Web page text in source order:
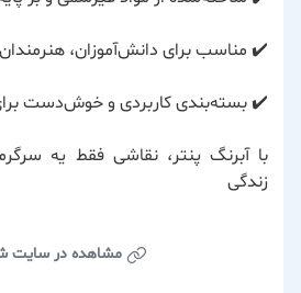
✔️ مناسب برای دانش‌آموزان،
✔️ بسته‌بندی کاربردی و خوش‌دست
با آبرنگ پنتر، نقاشی فقط یه
زندگی
مشاهده در